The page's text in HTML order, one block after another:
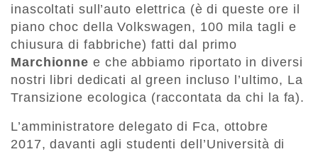
inascoltati sull’auto elettrica (è di queste ore il
piano choc della Volkswagen, 100 mila tagli e
chiusura di fabbriche) fatti dal primo
Marchionne e che abbiamo riportato in diversi
nostri libri dedicati al green incluso l’ultimo, La
Transizione ecologica (raccontata da chi la fa).
L’amministratore delegato di Fca, ottobre
2017, davanti agli studenti dell’Università di